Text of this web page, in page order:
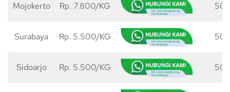
Mojokerto Rp. 7.800/KG 50
Surabaya Rp. 5.500/KG 50
Sidoarjo Rp. 5.500/KG 50